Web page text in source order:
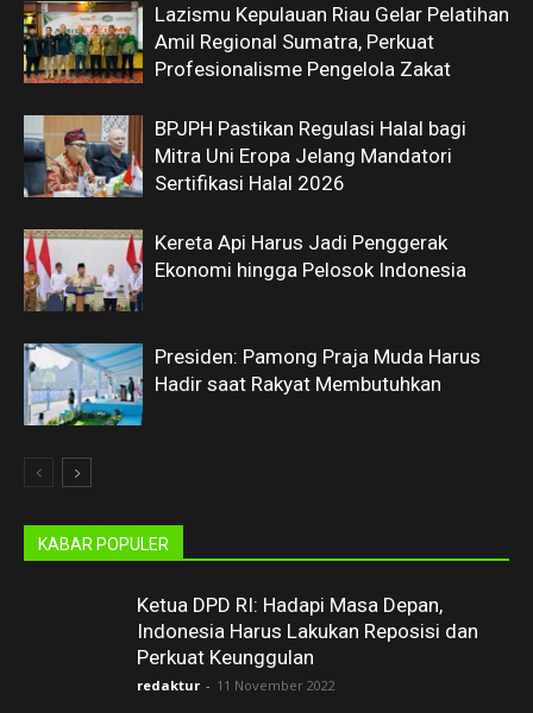
Lazismu Kepulauan Riau Gelar Pelatihan
Amil Regional Sumatra, Perkuat
Profesionalisme Pengelola Zakat
BPJPH Pastikan Regulasi Halal bagi
Mitra Uni Eropa Jelang Mandatori
Sertifikasi Halal 2026
Kereta Api Harus Jadi Penggerak
Ekonomi hingga Pelosok Indonesia
Presiden: Pamong Praja Muda Harus
Hadir saat Rakyat Membutuhkan
KABAR POPULER
Ketua DPD RI: Hadapi Masa Depan,
Indonesia Harus Lakukan Reposisi dan
Perkuat Keunggulan
redaktur - 11 November 2022